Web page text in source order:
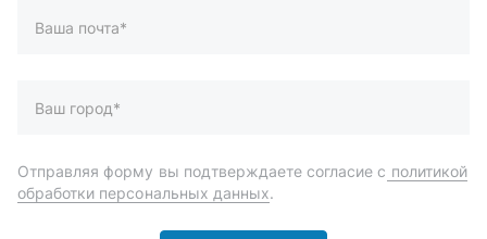
Автозапчасти и комплектующие